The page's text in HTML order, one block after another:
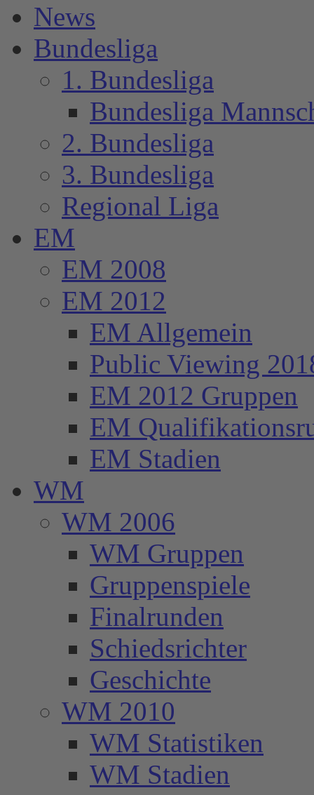
News
Bundesliga
1. Bundesliga
Bundesliga
2. Bundesliga
3. Bundesliga
Regional Liga
EM
EM 2008
EM 2012
EM Allgemein
Public Viewing
EM 2012 Gruppen
EM
EM Stadien
WM
WM 2006
WM Gruppen
Gruppenspiele
Finalrunden
Schiedsrichter
Geschichte
WM 2010
WM Statistiken
WM Stadien